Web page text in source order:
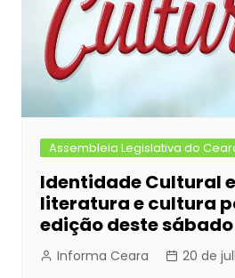
Assembleia Legislativa do
Identidade Cultural
literatura e cultura
edição deste sábado
Informa Ceara 20 de